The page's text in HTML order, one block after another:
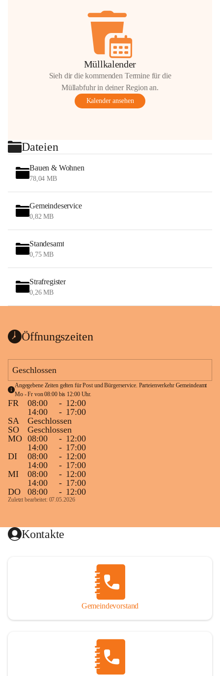
Müllkalender
Sieh dir die kommenden Termine für die
Müllabfuhr in deiner Region an.
Kalender ansehen
Dateien
Bauen & Wohnen
78,04 MB
Gemeindeservice
0,82 MB
Standesamt
0,75 MB
Strafregister
0,26 MB
Öffnungszeiten
Geschlossen
Angegebene Zeiten gelten für Post und Bürgerservice. Parteienverkehr Gemeindeamt
Mo - Fr von 08:00 bis 12:00 Uhr.
FR 08:00 - 12:00
14:00
- 17:00
SA
Geschlossen
SO
Geschlossen
MO 08:00 - 12:00
14:00
- 17:00
DI
08:00 - 12:00
14:00
- 17:00
MI
08:00 - 12:00
14:00
- 17:00
DO
08:00 - 12:00
Zuletzt bearbeitet: 07.05.2026
Kontakte
Gemeindevorstand